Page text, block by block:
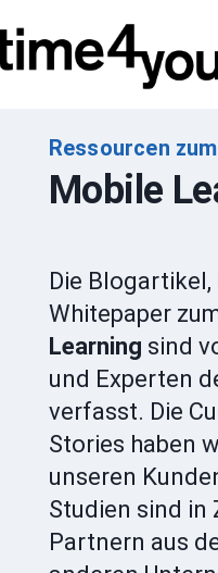
Inhalt
springen
Ressourcen
Mobile
Die
Whitepaper
Learning sind
und Experten
verfasst. Die
Stories haben
unseren
Studien sind in
Partnern aus